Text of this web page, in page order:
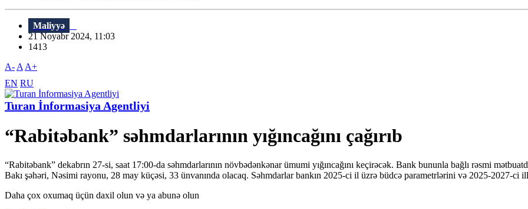
Maliyyə
21 Noyabr 2024, 11:03
1413
A- A A+
EN RU
Turan İnformasiya Agentliyi
“Rabitəbank” səhmdarlarının yığıncağını çağırıb
“Rabitəbank” dekabrın 27-si, saat 17:00-da səhmdarlarının növbədənkənar ümumi yığıncağını keçirəcək. Bank bununla bağlı rəsmi
Bakı şəhəri, Nəsimi rayonu, 28 may küçəsi, 33 ünvanında olacaq. Səhmdarlar bankın 2025-ci il üzrə büdcə parametrlərini və 2025-2027-ci
Daha çox oxumaq üçün daxil olun və ya abunə olun